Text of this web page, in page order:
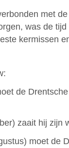
met
was de
kermissen
de
zaait hij zijn
moet de